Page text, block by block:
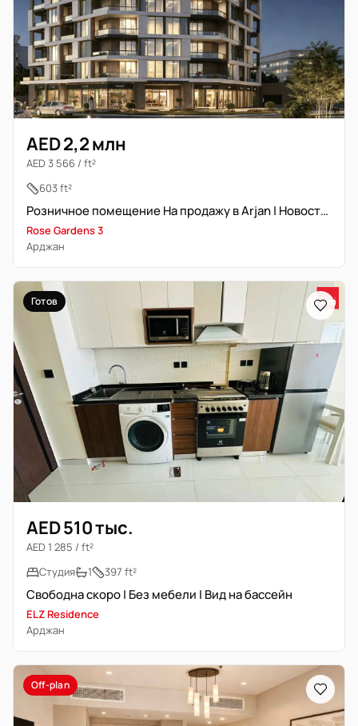
AED 2,2 млн
AED 3 566 / ft²
603 ft²
Розничное помещение На продажу в Arjan | Новостройка
Rose Gardens 3
Арджан
Готов
AED 510 тыс.
AED 1 285 / ft²
Студия
1 397 ft²
Свободна скоро | Без мебели | Вид на бассейн
ELZ Residence
Арджан
Off-plan